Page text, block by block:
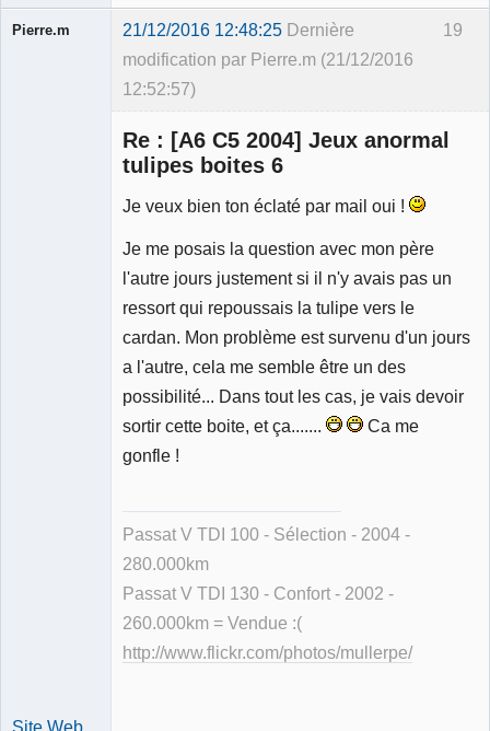
19
Pierre.m 21/12/2016 12:48:25 Dernière
modification par Pierre.m (21/12/2016
12:52:57)
Re : [A6 C5 2004] Jeux anormal
tulipes boites 6
Je veux bien ton éclaté par mail oui !
Je me posais la question avec mon père
l'autre jours justement si il n'y avais pas un
ressort qui repoussais la tulipe vers le
cardan. Mon problème est survenu d'un jours
a l'autre, cela me semble être un des
possibilité... Dans tout les cas, je vais devoir
sortir cette boite, et ça.......
Ca me
gonfle !
Passat V TDI 100 - Sélection - 2004 -
280.000km
Passat V TDI 130 - Confort - 2002 -
260.000km = Vendue :(
http://www.flickr.com/photos/mullerpe/
Site Web